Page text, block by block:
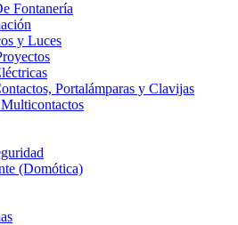
Fontanería
y Luces
Portalámparas y Clavijas
(Domótica)